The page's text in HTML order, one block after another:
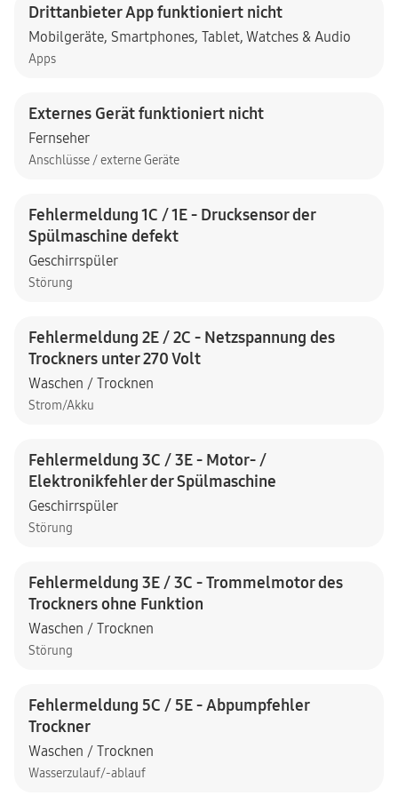
Drittanbieter App funktioniert nicht
Mobilgeräte, Smartphones, Tablet, Watches & Audio
Apps
Externes Gerät funktioniert nicht
Fernseher
Anschlüsse / externe Geräte
Fehlermeldung 1C / 1E - Drucksensor der
Spülmaschine defekt
Geschirrspüler
Störung
Fehlermeldung 2E / 2C - Netzspannung des
Trockners unter 270 Volt
Waschen / Trocknen
Strom/Akku
Fehlermeldung 3C / 3E - Motor- /
Elektronikfehler der Spülmaschine
Geschirrspüler
Störung
Fehlermeldung 3E / 3C - Trommelmotor des
Trockners ohne Funktion
Waschen / Trocknen
Störung
Fehlermeldung 5C / 5E - Abpumpfehler
Trockner
Waschen / Trocknen
Wasserzulauf/-ablauf